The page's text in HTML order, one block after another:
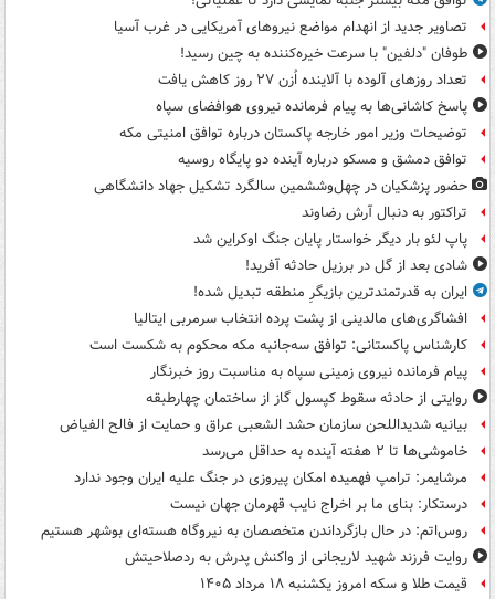
تصاویر جدید از انهدام مواضع نیروهای آمریکایی در غرب آسیا
طوفان "دلفین" با سرعت خیره‌کننده به چین رسید!
تعداد روزهای آلوده با آلاینده اُزن ۲۷ روز کاهش یافت
پاسخ کاشانی‌ها به پیام فرمانده نیروی هوافضای سپاه
توضیحات وزیر امور خارجه پاکستان درباره توافق امنیتی مکه
توافق دمشق و مسکو درباره آینده دو پایگاه روسیه
حضور پزشکیان در چهل‌وششمین سالگرد تشکیل جهاد دانشگاهی
تراکتور به دنبال آرش رضاوند
پاپ لئو بار دیگر خواستار پایان جنگ اوکراین شد
شادی بعد از گل در برزیل حادثه آفرید!
ایران به قدرتمندترین بازیگرِ منطقه تبدیل شده!
افشاگری‌های مالدینی از پشت پرده انتخاب سرمربی ایتالیا
کارشناس پاکستانی: توافق سه‌جانبه مکه محکوم به شکست است
پیام فرمانده نیروی زمینی سپاه به مناسبت روز خبرنگار
روایتی از حادثه سقوط کپسول گاز از ساختمان چهارطبقه
بیانیه شدیداللحن سازمان حشد الشعبی عراق و حمایت از فالح الفیاض
خاموشی‌ها تا ۲ هفته آینده به حداقل می‌رسد
مرشایمر: ترامپ فهمیده امکان پیروزی در جنگ علیه ایران وجود ندارد
درستکار: بنای ما بر اخراج نایب قهرمان جهان نیست
روس‌اتم: در حال بازگرداندن متخصصان به نیروگاه هسته‌ای بوشهر هستیم
روایت فرزند شهید لاریجانی از واکنش پدرش به ردصلاحیتش
قیمت طلا و سکه امروز یکشنبه ۱۸ مرداد ۱۴۰۵